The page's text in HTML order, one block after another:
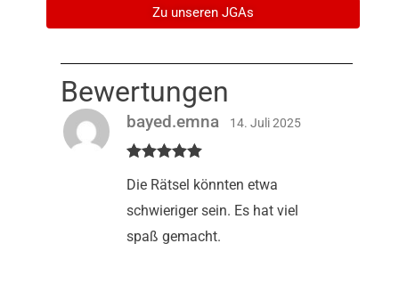
Zu unseren JGAs
Bewertungen
5von 5
bayed.emna 14. Juli 2025
Die Rätsel könnten etwa
schwieriger sein. Es hat viel
spaß gemacht.